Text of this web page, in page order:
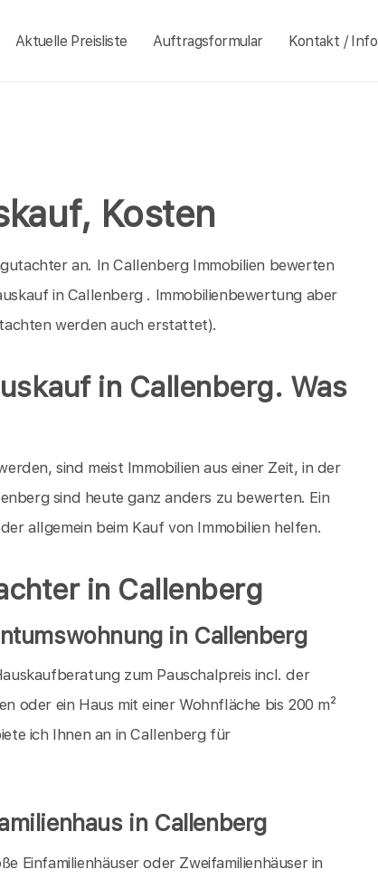
Aktuelle Preisliste Auftragsformular Kontakt / Info
Kosten
an. In Callenberg Immobilien bewerten
in Callenberg . Immobilienbewertung aber
werden auch erstattet).
in Callenberg. Was
sind meist Immobilien aus einer Zeit, in der
sind heute ganz anders zu bewerten. Ein
allgemein beim Kauf von Immobilien helfen.
in Callenberg
in Callenberg
zum Pauschalpreis incl. der
oder ein Haus mit einer Wohnfläche bis 200 m²
ich Ihnen an in Callenberg für
in Callenberg
Einfamilienhäuser oder Zweifamilienhäuser in